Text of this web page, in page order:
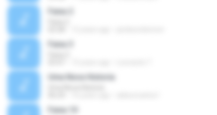
Faixa 2
Faixa 3
Uma Nova Historia
Faixa 10